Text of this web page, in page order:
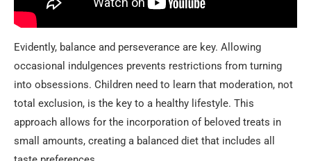
Evidently, balance and perseverance are key. Allowing
occasional indulgences prevents restrictions from turning
into obsessions. Children need to learn that moderation, not
total exclusion, is the key to a healthy lifestyle. This
approach allows for the incorporation of beloved treats in
small amounts, creating a balanced diet that includes all